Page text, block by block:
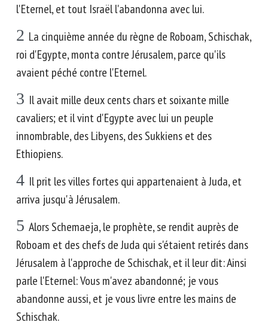
l'Eternel, et tout Israël l'abandonna avec lui.
2 La cinquième année du règne de Roboam, Schischak,
roi d'Egypte, monta contre Jérusalem, parce qu'ils
avaient péché contre l'Eternel.
3 Il avait mille deux cents chars et soixante mille
cavaliers; et il vint d'Egypte avec lui un peuple
innombrable, des Libyens, des Sukkiens et des
Ethiopiens.
4 Il prit les villes fortes qui appartenaient à Juda, et
arriva jusqu'à Jérusalem.
5 Alors Schemaeja, le prophète, se rendit auprès de
Roboam et des chefs de Juda qui s'étaient retirés dans
Jérusalem à l'approche de Schischak, et il leur dit: Ainsi
parle l'Eternel: Vous m'avez abandonné; je vous
abandonne aussi, et je vous livre entre les mains de
Schischak.